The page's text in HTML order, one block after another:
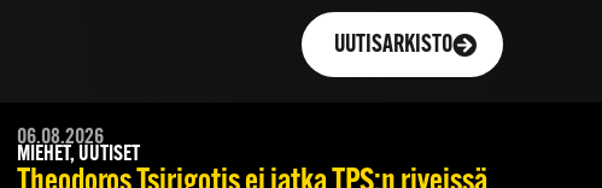
UUTISARKISTO
06.08.2026
MIEHET, UUTISET